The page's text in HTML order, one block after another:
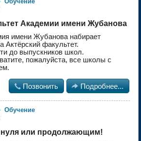
Академии имени Жубанова
имени Жубанова набирает
Актёрский факультет.
до выпускников школ.
пожалуйста, все школы с
 Позвонить  Подробнее...
Обучение
нуля или продолжающим!